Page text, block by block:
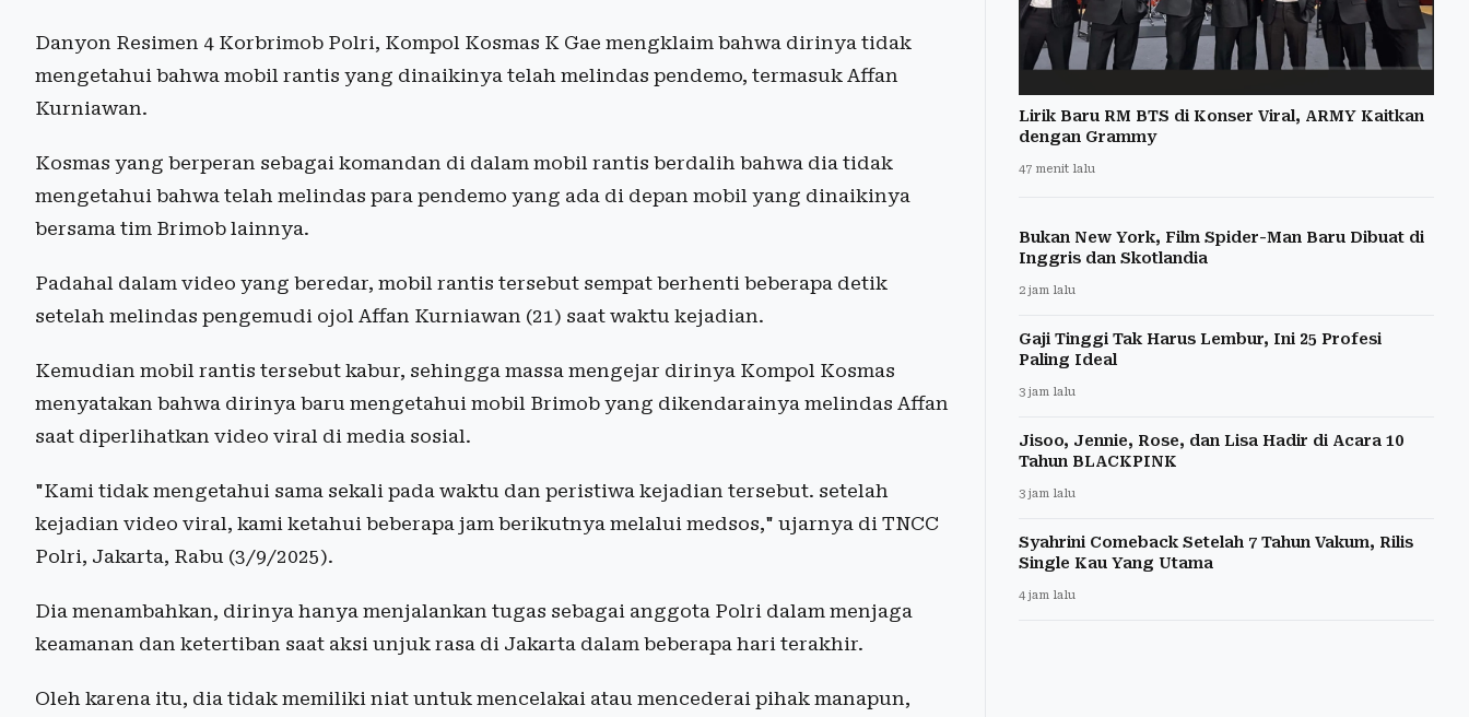
Danyon Resimen 4 Korbrimob Polri, Kompol Kosmas K Gae mengklaim bahwa dirinya tidak
mengetahui bahwa mobil rantis yang dinaikinya telah melindas pendemo, termasuk Affan
Kurniawan.
Kosmas yang berperan sebagai komandan di dalam mobil rantis berdalih bahwa dia tidak
mengetahui bahwa telah melindas para pendemo yang ada di depan mobil yang dinaikinya
bersama tim Brimob lainnya.
Padahal dalam video yang beredar, mobil rantis tersebut sempat berhenti beberapa detik
setelah melindas pengemudi ojol Affan Kurniawan (21) saat waktu kejadian.
Kemudian mobil rantis tersebut kabur, sehingga massa mengejar dirinya Kompol Kosmas
menyatakan bahwa dirinya baru mengetahui mobil Brimob yang dikendarainya melindas Affan
saat diperlihatkan video viral di media sosial.
"Kami tidak mengetahui sama sekali pada waktu dan peristiwa kejadian tersebut. setelah
kejadian video viral, kami ketahui beberapa jam berikutnya melalui medsos," ujarnya di TNCC
Polri, Jakarta, Rabu (3/9/2025).
Dia menambahkan, dirinya hanya menjalankan tugas sebagai anggota Polri dalam menjaga
keamanan dan ketertiban saat aksi unjuk rasa di Jakarta dalam beberapa hari terakhir.
Oleh karena itu, dia tidak memiliki niat untuk mencelakai atau mencederai pihak manapun,
Lirik Baru RM BTS di Konser Viral, ARMY Kaitkan
dengan Grammy
47 menit lalu
Bukan New York, Film Spider-Man Baru Dibuat di
Inggris dan Skotlandia
2 jam lalu
Gaji Tinggi Tak Harus Lembur, Ini 25 Profesi
Paling Ideal
3 jam lalu
Jisoo, Jennie, Rose, dan Lisa Hadir di Acara 10
Tahun BLACKPINK
3 jam lalu
Syahrini Comeback Setelah 7 Tahun Vakum, Rilis
Single Kau Yang Utama
4 jam lalu